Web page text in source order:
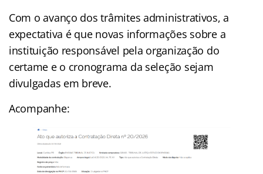
Com o avanço dos trâmites administrativos, a
expectativa é que novas informações sobre a
instituição responsável pela organização do
certame e o cronograma da seleção sejam
divulgadas em breve.
Acompanhe: